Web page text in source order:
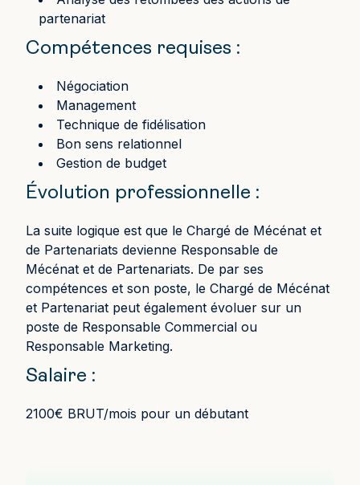
partenariat
Compétences requises :
Négociation
Management
Technique de fidélisation
Bon sens relationnel
Gestion de budget
Évolution professionnelle :
La suite logique est que le Chargé de Mécénat et
de Partenariats devienne Responsable de
Mécénat et de Partenariats. De par ses
compétences et son poste, le Chargé de Mécénat
et Partenariat peut également évoluer sur un
poste de Responsable Commercial ou
Responsable Marketing.
Salaire :
2100€ BRUT/mois pour un débutant